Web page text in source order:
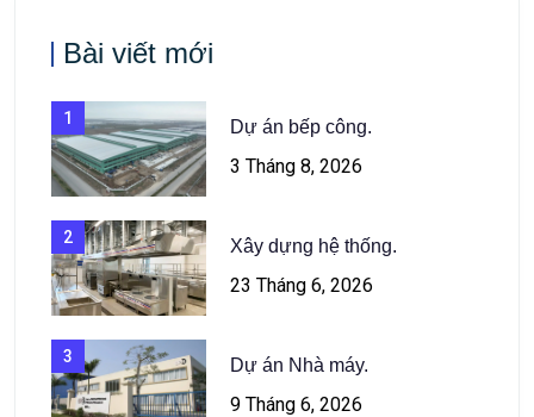
Bài viết mới
1 Dự án bếp công.
3 Tháng 8, 2026
2 Xây dựng hệ thống.
23 Tháng 6, 2026
3 Dự án Nhà máy.
9 Tháng 6, 2026